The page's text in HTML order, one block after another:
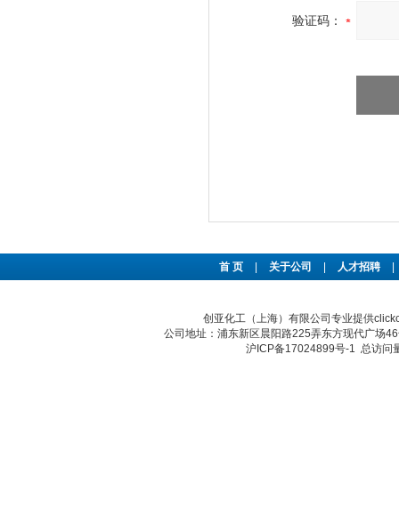
验证码：
首 页 关于公司 人才招聘
创亚化工（上海）有限公司专业提供
公司地址：浦东新区晨阳路225弄东方现代广场
沪ICP备17024899号-1 总访问